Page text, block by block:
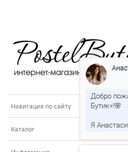
Навигация по сайту
Каталог
Добро
Бутик»!🌸
Я